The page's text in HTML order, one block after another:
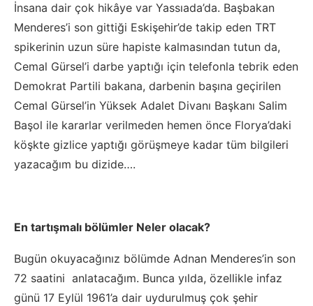
İnsana dair çok hikâye var Yassıada’da. Başbakan
Menderes’i son gittiği Eskişehir’de takip eden TRT
spikerinin uzun süre hapiste kalmasından tutun da,
Cemal Gürsel’i darbe yaptığı için telefonla tebrik eden
Demokrat Partili bakana, darbenin başına geçirilen
Cemal Gürsel’in Yüksek Adalet Divanı Başkanı Salim
Başol ile kararlar verilmeden hemen önce Florya’daki
köşkte gizlice yaptığı görüşmeye kadar tüm bilgileri
yazacağım bu dizide….
En tartışmalı bölümler Neler olacak?
Bugün okuyacağınız bölümde Adnan Menderes’in son
72 saatini anlatacağım. Bunca yılda, özellikle infaz
günü 17 Eylül 1961’a dair uydurulmuş çok şehir